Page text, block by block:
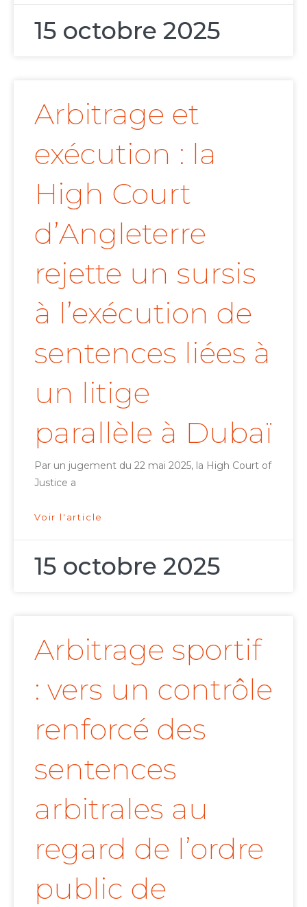
15 octobre 2025
Arbitrage et
exécution : la
High Court
d’Angleterre
rejette un sursis
à l’exécution de
sentences liées à
un litige
parallèle à Dubaï
Par un jugement du 22 mai 2025, la High Court of
Justice a
Voir l'article
15 octobre 2025
Arbitrage sportif
: vers un contrôle
renforcé des
sentences
arbitrales au
regard de l’ordre
public de